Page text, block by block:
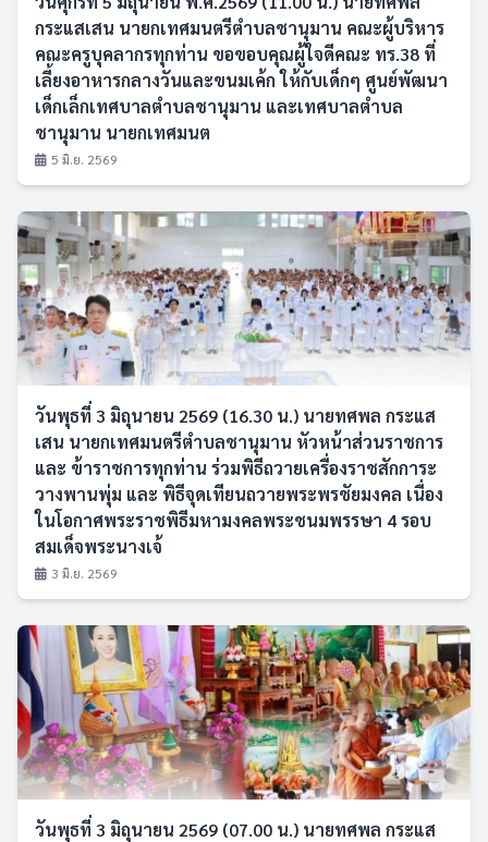
กระแสเสน นายกเทศมนตรีตำบลชานุมาน คณะผู้บริหาร
คณะครูบุคลากรทุกท่าน ขอขอบคุณผู้ใจดีคณะ ทร.38 ที่
เลี้ยงอาหารกลางวันและขนมเค้ก ให้กับเด็กๆ ศูนย์พัฒนา
เด็กเล็กเทศบาลตำบลชานุมาน และเทศบาลตำบล
ชานุมาน นายกเทศมนต
5 มิ.ย. 2569
วันพุธที่ 3 มิถุนายน 2569 (16.30 น.) นายทศพล กระแส
เสน นายกเทศมนตรีตำบลชานุมาน หัวหน้าส่วนราชการ
และ ข้าราชการทุกท่าน ร่วมพิธีถวายเครื่องราชสักการะ
วางพานพุ่ม และ พิธีจุดเทียนถวายพระพรชัยมงคล เนื่อง
ในโอกาศพระราชพิธีมหามงคลพระชนมพรรษา 4 รอบ
สมเด็จพระนางเจ้
3 มิ.ย. 2569
วันพุธที่ 3 มิถุนายน 2569 (07.00 น.) นายทศพล กระแส